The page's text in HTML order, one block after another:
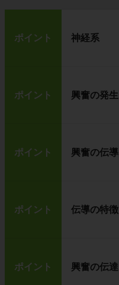
ポイント 神経系
ポイント 興奮の発生
ポイント 興奮の伝導
ポイント 伝導の特徴
ポイント 興奮の伝達